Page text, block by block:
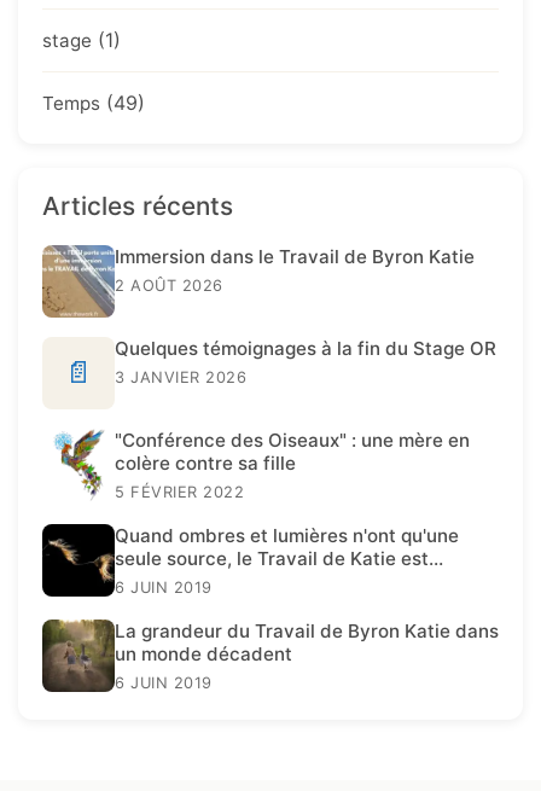
stage (1)
Temps (49)
Articles récents
Immersion dans le Travail de Byron Katie
2 AOÛT 2026
📄
Quelques témoignages à la fin du Stage OR
3 JANVIER 2026
"Conférence des Oiseaux" : une mère en
colère contre sa fille
5 FÉVRIER 2022
Quand ombres et lumières n'ont qu'une
seule source, le Travail de Katie est
présent.
6 JUIN 2019
La grandeur du Travail de Byron Katie dans
un monde décadent
6 JUIN 2019